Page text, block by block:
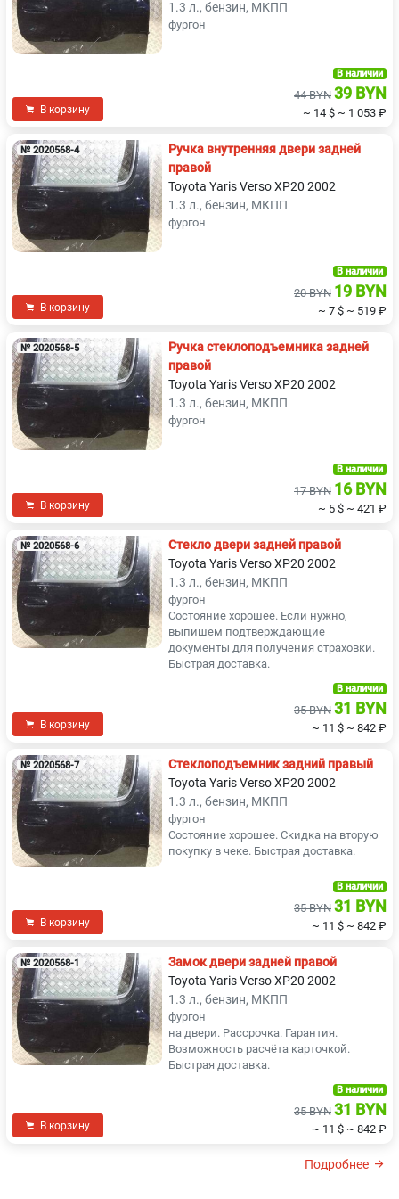
1.3 л., бензин, МКПП
фургон
В корзину
В наличии
44 BYN 39 BYN
~ 14 $ ~ 1 053 ₽
№ 2020568-4
Ручка внутренняя двери задней
правой
Toyota Yaris Verso XP20 2002
1.3 л., бензин, МКПП
фургон
В корзину
В наличии
20 BYN 19 BYN
~ 7 $ ~ 519 ₽
№ 2020568-5
Ручка стеклоподъемника задней
правой
Toyota Yaris Verso XP20 2002
1.3 л., бензин, МКПП
фургон
В корзину
В наличии
17 BYN 16 BYN
~ 5 $ ~ 421 ₽
№ 2020568-6
Стекло двери задней правой
Toyota Yaris Verso XP20 2002
1.3 л., бензин, МКПП
фургон
Состояние хорошее. Если нужно,
выпишем подтверждающие
документы для получения страховки.
Быстрая доставка.
В корзину
В наличии
35 BYN 31 BYN
~ 11 $ ~ 842 ₽
№ 2020568-7
Стеклоподъемник задний правый
Toyota Yaris Verso XP20 2002
1.3 л., бензин, МКПП
фургон
Состояние хорошее. Скидка на вторую
покупку в чеке. Быстрая доставка.
В корзину
В наличии
35 BYN 31 BYN
~ 11 $ ~ 842 ₽
№ 2020568-1
Замок двери задней правой
Toyota Yaris Verso XP20 2002
1.3 л., бензин, МКПП
фургон
на двери. Рассрочка. Гарантия.
Возможность расчёта карточкой.
Быстрая доставка.
В корзину
В наличии
35 BYN 31 BYN
~ 11 $ ~ 842 ₽
Подробнее